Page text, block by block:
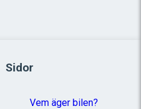
Sidor
Vem äger bilen?